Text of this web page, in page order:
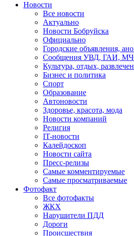
Новости
Все новости
Актуально
Новости Бобруйска
Официально
Городские объявления,
Сообщения УВД, ГАИ,
Культура, отдых,
Бизнес и политика
Спорт
Образование
Автоновости
Здоровье, красота, мода
Новости компаний
Религия
IT-новости
Калейдоскоп
Новости сайта
Пресс-релизы
Самые комментируемые
Самые просматриваемые
Фотофакт
Все фотофакты
ЖКХ
Нарушители ПДД
Дороги
Происшествия